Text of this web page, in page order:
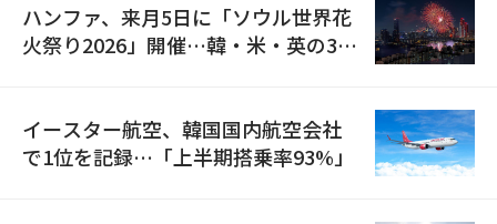
ハンファ、来月5日に「ソウル世界花
火祭り2026」開催…韓・米・英の3カ
イースター航空、韓国国内航空会社
で1位を記録…「上半期搭乗率93%」